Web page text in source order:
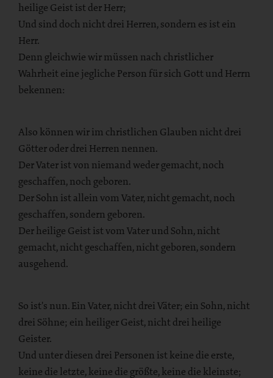
heilige Geist ist der Herr;
Und sind doch nicht drei Herren, sondern es ist ein
Herr.
Denn gleichwie wir müssen nach christlicher
Wahrheit eine jegliche Person für sich Gott und Herrn
bekennen:
Also können wir im christlichen Glauben nicht drei
Götter oder drei Herren nennen.
Der Vater ist von niemand weder gemacht, noch
geschaffen, noch geboren.
Der Sohn ist allein vom Vater, nicht gemacht, noch
geschaffen, sondern geboren.
Der heilige Geist ist vom Vater und Sohn, nicht
gemacht, nicht geschaffen, nicht geboren, sondern
ausgehend.
So ist's nun. Ein Vater, nicht drei Väter; ein Sohn, nicht
drei Söhne; ein heiliger Geist, nicht drei heilige
Geister.
Und unter diesen drei Personen ist keine die erste,
keine die letzte, keine die größte, keine die kleinste;